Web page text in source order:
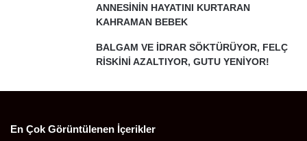
ANNESİNİN HAYATINI KURTARAN
KAHRAMAN BEBEK
BALGAM VE İDRAR SÖKTÜRÜYOR, FELÇ
RİSKİNİ AZALTIYOR, GUTU YENİYOR!
En Çok Görüntülenen İçerikler